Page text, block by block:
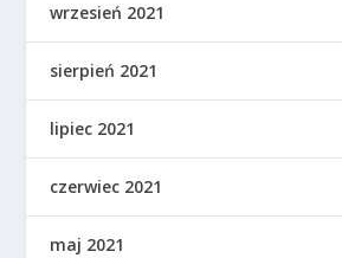
wrzesień 2021
sierpień 2021
lipiec 2021
czerwiec 2021
maj 2021